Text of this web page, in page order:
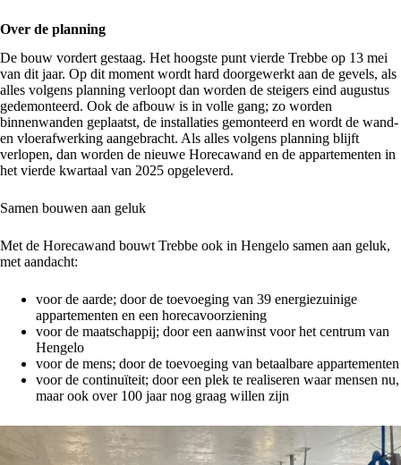
Over de planning
De bouw vordert gestaag. Het hoogste punt vierde Trebbe op 13 mei
van dit jaar. Op dit moment wordt hard doorgewerkt aan de gevels, als
alles volgens planning verloopt dan worden de steigers eind augustus
gedemonteerd. Ook de afbouw is in volle gang; zo worden
binnenwanden geplaatst, de installaties gemonteerd en wordt de wand-
en vloerafwerking aangebracht. Als alles volgens planning blijft
verlopen, dan worden de nieuwe Horecawand en de appartementen in
het vierde kwartaal van 2025 opgeleverd.
Samen bouwen aan geluk
Met de Horecawand bouwt Trebbe ook in Hengelo samen aan geluk,
met aandacht:
voor de aarde; door de toevoeging van 39 energiezuinige
appartementen en een horecavoorziening
voor de maatschappij; door een aanwinst voor het centrum van
Hengelo
voor de mens; door de toevoeging van betaalbare appartementen
voor de continuïteit; door een plek te realiseren waar mensen nu,
maar ook over 100 jaar nog graag willen zijn